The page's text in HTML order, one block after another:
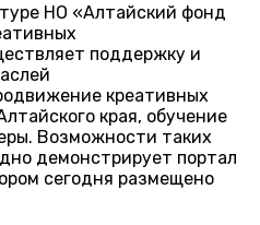
НО «Алтайский фонд
поддержку и
креативных
края, обучение
Возможности таких
демонстрирует портал
сегодня размещено